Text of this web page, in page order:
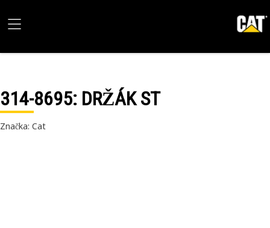
314-8695: DRŽÁK ST
Značka: Cat